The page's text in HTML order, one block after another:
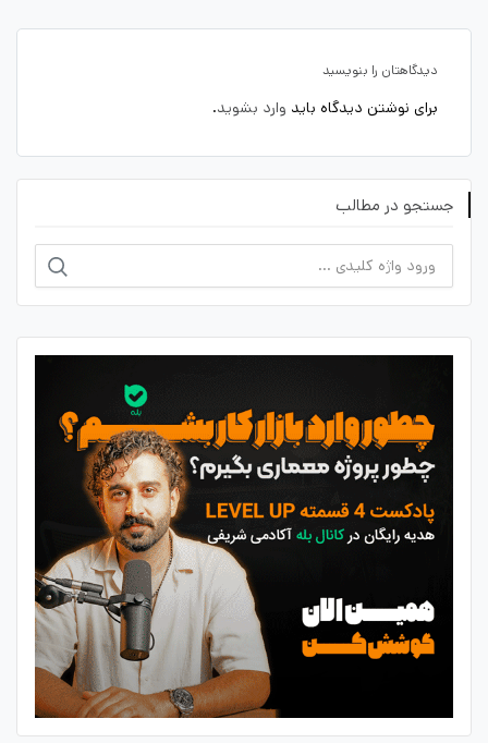
دیدگاهتان را بنویسید
برای نوشتن دیدگاه باید وارد بشوید.
جستجو در مطالب